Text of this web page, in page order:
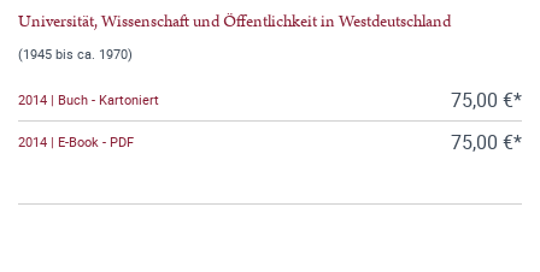
Universität, Wissenschaft und Öffentlichkeit in Westdeutschland
(1945 bis ca. 1970)
2014 | Buch - Kartoniert 75,00 €*
2014 | E-Book - PDF 75,00 €*